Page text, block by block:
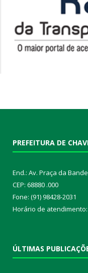
PREFEITURA DE
End.: Av. Praça da
CEP: 68880 .000
Fone: (91) 98428-2031
Horário de atendimento:
ÚLTIMAS